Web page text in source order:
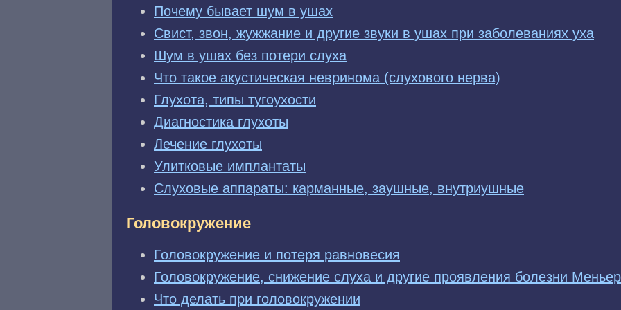
Почему бывает шум в ушах
Свист, звон, жужжание и другие звуки в ушах при заболеваниях уха
Шум в ушах без потери слуха
Что такое акустическая невринома (слухового нерва)
Глухота, типы тугоухости
Диагностика глухоты
Лечение глухоты
Улитковые имплантаты
Слуховые аппараты: карманные, заушные, внутриушные
Головокружение
Головокружение и потеря равновесия
Головокружение, снижение слуха и другие проявления болезни
Что делать при головокружении